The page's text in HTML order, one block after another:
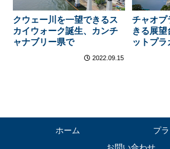
クウェー川を一望できるス
カイウォーク誕生、カンチ
ャナブリー県で
2022.09.15
チャオプ
きる展望
ットプラ
ホーム
プ